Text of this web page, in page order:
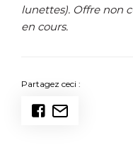
lunettes). Offre non
en cours.
Partagez ceci :